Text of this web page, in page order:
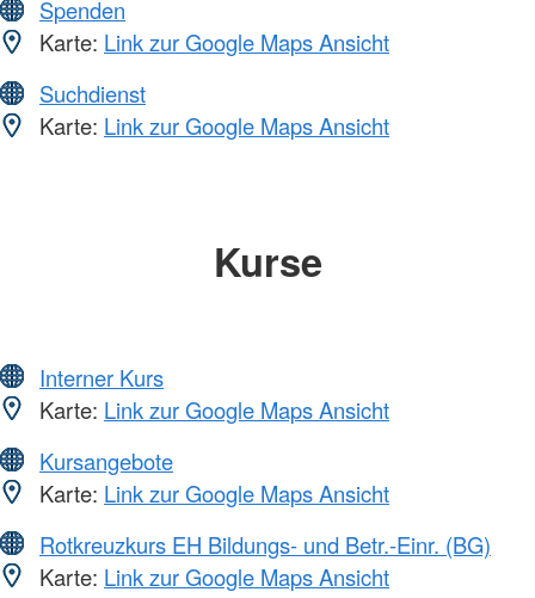
Spenden
Karte: Link zur Google Maps Ansicht
Suchdienst
Karte: Link zur Google Maps Ansicht
Kurse
Interner Kurs
Karte: Link zur Google Maps Ansicht
Kursangebote
Karte: Link zur Google Maps Ansicht
Rotkreuzkurs EH Bildungs- und Betr.-Einr. (BG)
Karte: Link zur Google Maps Ansicht